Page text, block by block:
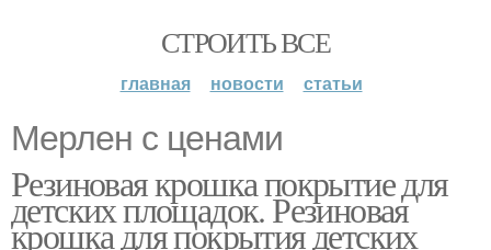
СТРОИТЬ ВСЕ
главная новости статьи
Мерлен с ценами
Резиновая крошка покрытие для
детских площадок. Резиновая
крошка для покрытия детских